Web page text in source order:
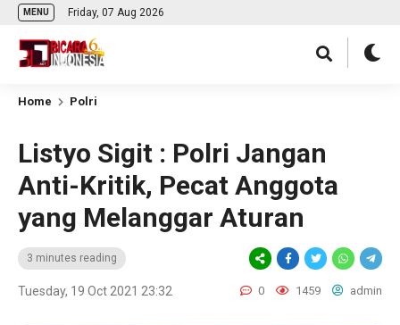
MENU Friday, 07 Aug 2026
Home Polri
Listyo Sigit : Polri Jangan
Anti-Kritik, Pecat Anggota
yang Melanggar Aturan
3 minutes reading
Tuesday, 19 Oct 2021 23:32 0 1459 admin